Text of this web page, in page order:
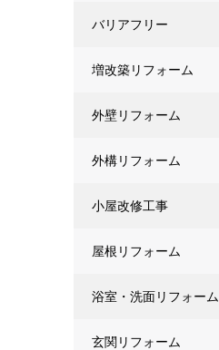
バリアフリー
増改築リフォーム
外壁リフォーム
外構リフォーム
小屋改修工事
屋根リフォーム
浴室・洗面リフォーム
玄関リフォーム